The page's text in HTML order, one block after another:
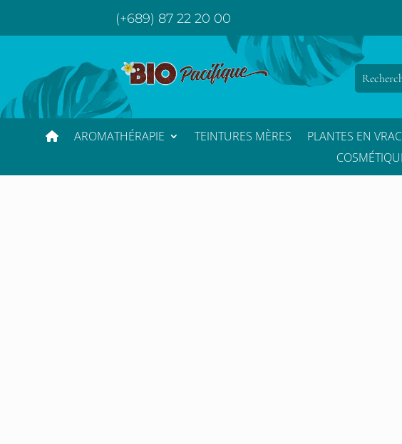
(+689) 87 22 20 00
AROMATHÉRAPIE TEINTURES MÈRES PLANTES EN VRAC